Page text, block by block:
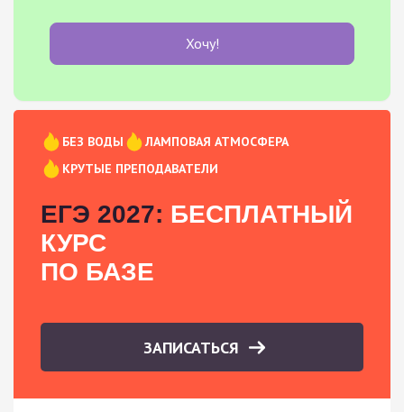
Хочу!
БЕЗ ВОДЫ
ЛАМПОВАЯ АТМОСФЕРА
КРУТЫЕ ПРЕПОДАВАТЕЛИ
ЕГЭ 2027: БЕСПЛАТНЫЙ
КУРС
ПО БАЗЕ
ЗАПИСАТЬСЯ